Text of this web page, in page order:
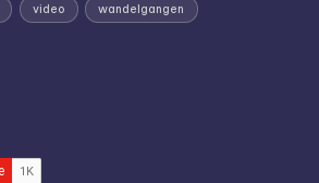
video wandelgangen